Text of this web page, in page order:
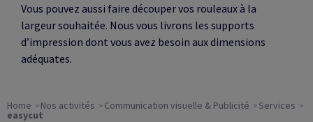
Vous pouvez aussi faire découper vos rouleaux à la
largeur souhaitée. Nous vous livrons les supports
d’impression dont vous avez besoin aux dimensions
adéquates.
Home Nos activités Communication visuelle & Publicité Services
easycut